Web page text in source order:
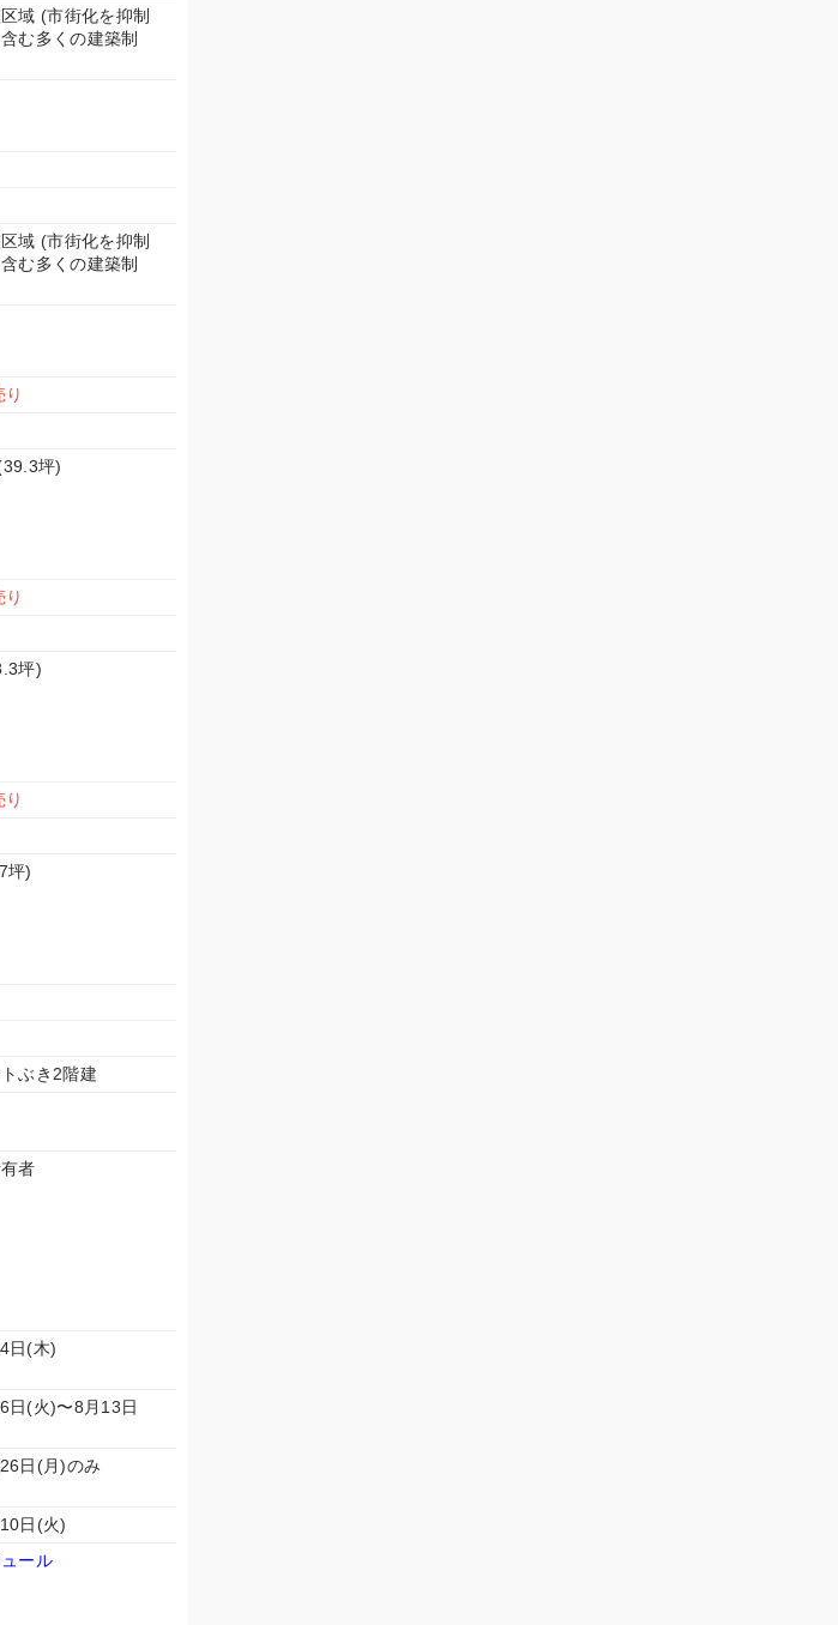
域 (市街化を抑制
む多くの建築制
域 (市街化を抑制
む多くの建築制
り
坪)
り
坪)
り
坪)
ぶき2階建
者
日(木)
日(火)〜8月13日
日(月)のみ
日(火)
ール